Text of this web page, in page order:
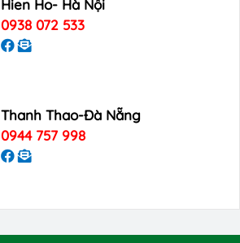
Hien Ho- Hà Nội
0938 072 533
Thanh Thao-Đà Nẵng
0944 757 998